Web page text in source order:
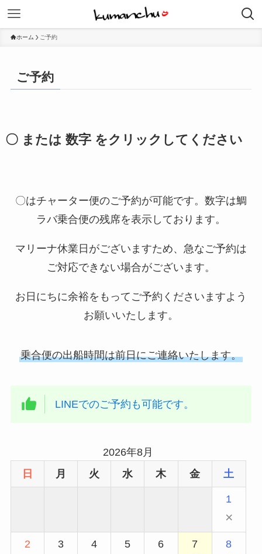
ホーム ご予約
ご予約
〇 または 数字 をクリックしてください
〇はチャーター便のご予約が可能です。数字は鯛
ラバ乗合便の残席を表示しております。
マリーナ休業日がございますため、急なご予約は
ご対応できない場合がございます。
お日にちに余裕をもってご予約くださいますよう
お願いいたします。
乗合便の出船時間は前日にご連絡いたします。
LINEでのご予約も可能です。
2026年8月
日
月 火 水 木 金 土
1
×
2 3 4 5 6 7 8